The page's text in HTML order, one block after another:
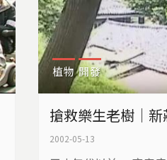
植物 開發
搶救樂生老樹｜
2002-05-13